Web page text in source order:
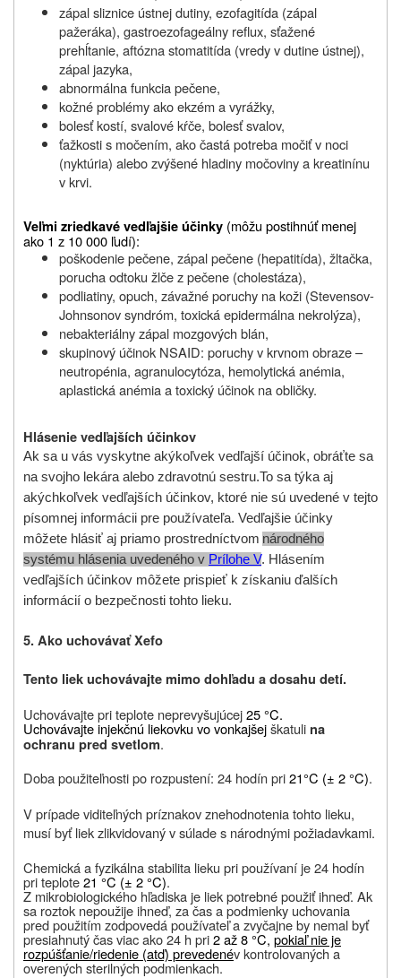
zápal sliznice ústnej dutiny, ezofagitída (zápal
pažeráka), gastroezofageálny reflux, sťažené
prehĺtanie, aftózna stomatitída (vredy v dutine ústnej),
zápal jazyka,
abnormálna funkcia pečene,
kožné problémy ako ekzém a vyrážky,
bolesť kostí, svalové kŕče, bolesť svalov,
ťažkosti s močením, ako častá potreba močiť v noci
(nyktúria) alebo zvýšené hladiny močoviny a kreatinínu
v krvi.
Veľmi zriedkavé vedľajšie účinky (môžu postihnúť menej
ako 1 z 10 000 ľudí):
poškodenie pečene, zápal pečene (hepatitída), žltačka,
porucha odtoku žlče z pečene (cholestáza),
podliatiny, opuch, závažné poruchy na koži (Stevensov-
Johnsonov syndróm, toxická epidermálna nekrolýza),
nebakteriálny zápal mozgových blán,
skupinový účinok NSAID: poruchy v krvnom obraze –
neutropénia, agranulocytóza, hemolytická anémia,
aplastická anémia a toxický účinok na obličky.
Hlásenie vedľajších účinkov
Ak sa u vás vyskytne akýkoľvek vedľajší účinok, obráťte sa
na svojho lekára alebo zdravotnú sestru.To sa týka aj
akýchkoľvek vedľajších účinkov, ktoré nie sú uvedené v tejto
písomnej informácii pre používateľa. Vedľajšie účinky
môžete hlásiť aj priamo prostredníctvom národného
systému hlásenia uvedeného v Prílohe V. Hlásením
vedľajších účinkov môžete prispieť k získaniu ďalších
informácií o bezpečnosti tohto lieku.
5. Ako uchovávať Xefo
Tento liek uchovávajte mimo dohľadu a dosahu detí.
Uchovávajte pri teplote neprevyšujúcej25 °C.
Uchovávajte injekčnú liekovku vo vonkajšejškatuli na
ochranu pred svetlom.
Doba použiteľnosti po rozpustení: 24 hodín pri21°C (± 2 °C).
V prípade viditeľných príznakov znehodnotenia tohto lieku,
musí byť liek zlikvidovaný v súlade s národnými požiadavkami.
Chemická a fyzikálna stabilita lieku pri používaní je 24 hodín
pri teplote21 °C (± 2 °C).
Z mikrobiologického hľadiska je liek potrebné použiť ihneď. Ak
sa roztok nepoužije ihneď, za čas a podmienky uchovania
pred použitím zodpovedá používateľ a zvyčajne by nemal byť
presiahnutý čas viac ako 24 h pri2 až 8 °C, pokiaľ nie je
rozpúšťanie/riedenie (atď) prevedenév kontrolovaných a
overených sterilných podmienkach.